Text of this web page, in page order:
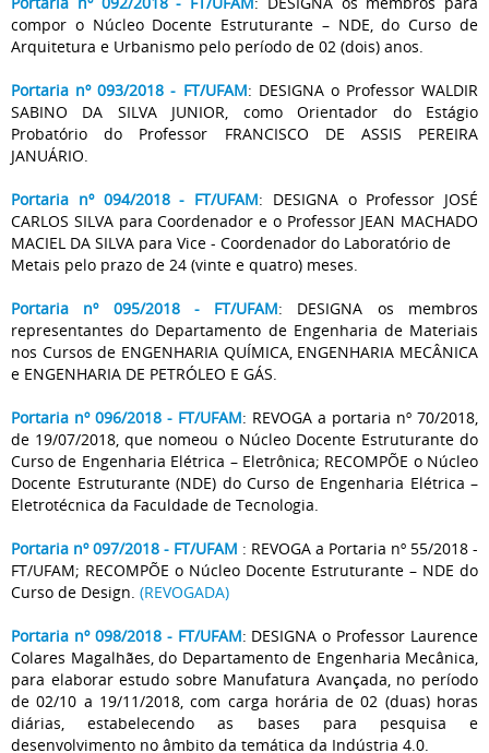
compor o Núcleo Docente Estruturante – NDE, do Curso de
Arquitetura e Urbanismo pelo período de 02 (dois) anos.
Portaria nº 093/2018 - FT/UFAM: DESIGNA o Professor WALDIR
SABINO DA SILVA JUNIOR, como Orientador do Estágio
Probatório do Professor FRANCISCO DE ASSIS PEREIRA
JANUÁRIO.
Portaria nº 094/2018 - FT/UFAM: DESIGNA o Professor JOSÉ
CARLOS SILVA para Coordenador e o Professor JEAN MACHADO
MACIEL DA SILVA para Vice - Coordenador do Laboratório de
Metais pelo prazo de 24 (vinte e quatro) meses.
Portaria nº 095/2018 - FT/UFAM: DESIGNA os membros
representantes do Departamento de Engenharia de Materiais
nos Cursos de ENGENHARIA QUÍMICA, ENGENHARIA MECÂNICA
e ENGENHARIA DE PETRÓLEO E GÁS.
Portaria nº 096/2018 - FT/UFAM: REVOGA a portaria nº 70/2018,
de 19/07/2018, que nomeou o Núcleo Docente Estruturante do
Curso de Engenharia Elétrica – Eletrônica; RECOMPÕE o Núcleo
Docente Estruturante (NDE) do Curso de Engenharia Elétrica –
Eletrotécnica da Faculdade de Tecnologia.
Portaria nº 097/2018 - FT/UFAM : REVOGA a Portaria nº 55/2018 -
FT/UFAM; RECOMPÕE o Núcleo Docente Estruturante – NDE do
Curso de Design. (REVOGADA)
Portaria nº 098/2018 - FT/UFAM: DESIGNA o Professor Laurence
Colares Magalhães, do Departamento de Engenharia Mecânica,
para elaborar estudo sobre Manufatura Avançada, no período
de 02/10 a 19/11/2018, com carga horária de 02 (duas) horas
diárias, estabelecendo as bases para pesquisa e
desenvolvimento no âmbito da temática da Indústria 4.0.